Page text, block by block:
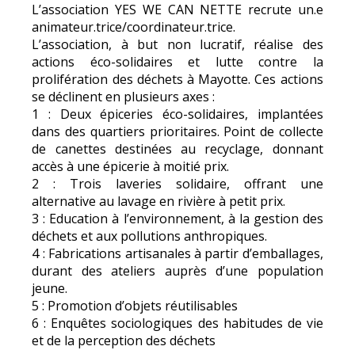
L’association YES WE CAN NETTE recrute un.e
animateur.trice/coordinateur.trice.
L’association, à but non lucratif, réalise des
actions éco-solidaires et lutte contre la
prolifération des déchets à Mayotte. Ces actions
se déclinent en plusieurs axes :
1 : Deux épiceries éco-solidaires, implantées
dans des quartiers prioritaires. Point de collecte
de canettes destinées au recyclage, donnant
accès à une épicerie à moitié prix.
2 : Trois laveries solidaire, offrant une
alternative au lavage en rivière à petit prix.
3 : Education à l’environnement, à la gestion des
déchets et aux pollutions anthropiques.
4 : Fabrications artisanales à partir d’emballages,
durant des ateliers auprès d’une population
jeune.
5 : Promotion d’objets réutilisables
6 : Enquêtes sociologiques des habitudes de vie
et de la perception des déchets